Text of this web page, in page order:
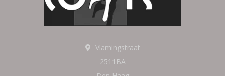
Vlamingstraat
2511BA